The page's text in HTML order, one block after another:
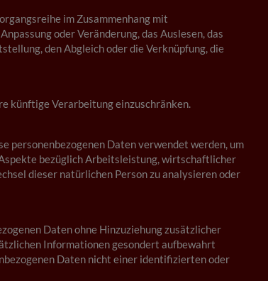
im Zusammenhang mit
oder Veränderung, das Auslesen, das
den Abgleich oder die Verknüpfung, die
künftige Verarbeitung einzuschränken.
personenbezogenen Daten verwendet werden, um
bezüglich Arbeitsleistung, wirtschaftlicher
dieser natürlichen Person zu analysieren oder
Daten ohne Hinzuziehung zusätzlicher
Informationen gesondert aufbewahrt
Daten nicht einer identifizierten oder